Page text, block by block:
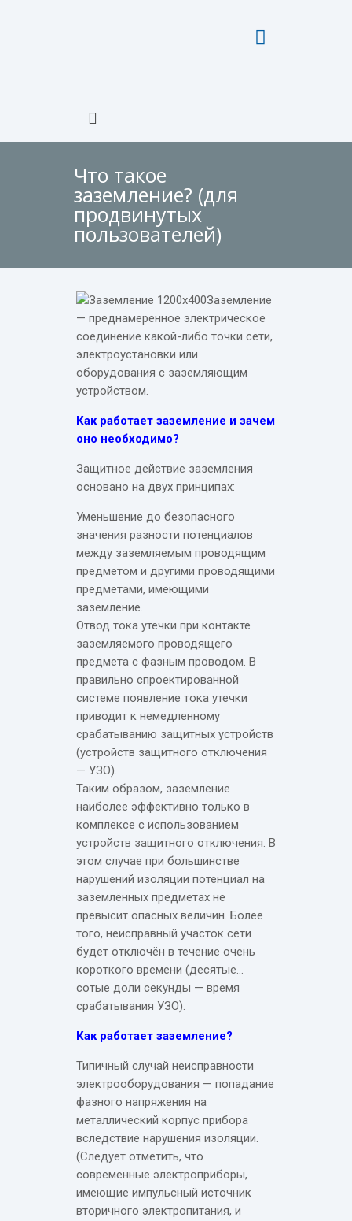
Что такое
заземление? (для
продвинутых
пользователей)
Заземление
— преднамеренное электрическое
соединение какой-либо точки сети,
электроустановки или
оборудования с заземляющим
устройством.
Как работает заземление и зачем
оно необходимо?
Защитное действие заземления
основано на двух принципах:
Уменьшение до безопасного
значения разности потенциалов
между заземляемым проводящим
предметом и другими проводящими
предметами, имеющими
заземление.
Отвод тока утечки при контакте
заземляемого проводящего
предмета с фазным проводом. В
правильно спроектированной
системе появление тока утечки
приводит к немедленному
срабатыванию защитных устройств
(устройств защитного отключения
— УЗО).
Таким образом, заземление
наиболее эффективно только в
комплексе с использованием
устройств защитного отключения. В
этом случае при большинстве
нарушений изоляции потенциал на
заземлённых предметах не
превысит опасных величин. Более
того, неисправный участок сети
будет отключён в течение очень
короткого времени (десятые…
сотые доли секунды — время
срабатывания УЗО).
Как работает заземление?
Типичный случай неисправности
электрооборудования — попадание
фазного напряжения на
металлический корпус прибора
вследствие нарушения изоляции.
(Следует отметить, что
современные электроприборы,
имеющие импульсный источник
вторичного электропитания, и